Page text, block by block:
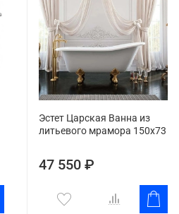
Эстет Царская Ванна из
литьевого мрамора 150x73
47 550 ₽